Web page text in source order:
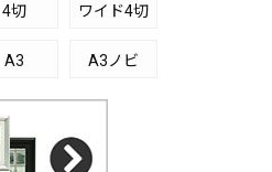
4切 ワイド4切
A3 A3ノビ